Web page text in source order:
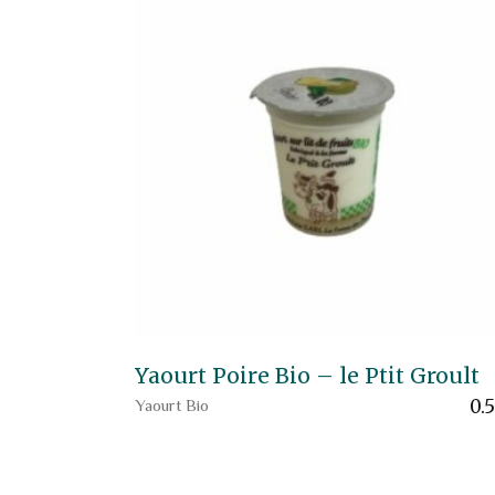
Yaourt Poire Bio – le Ptit Groult
Yaourt Bio